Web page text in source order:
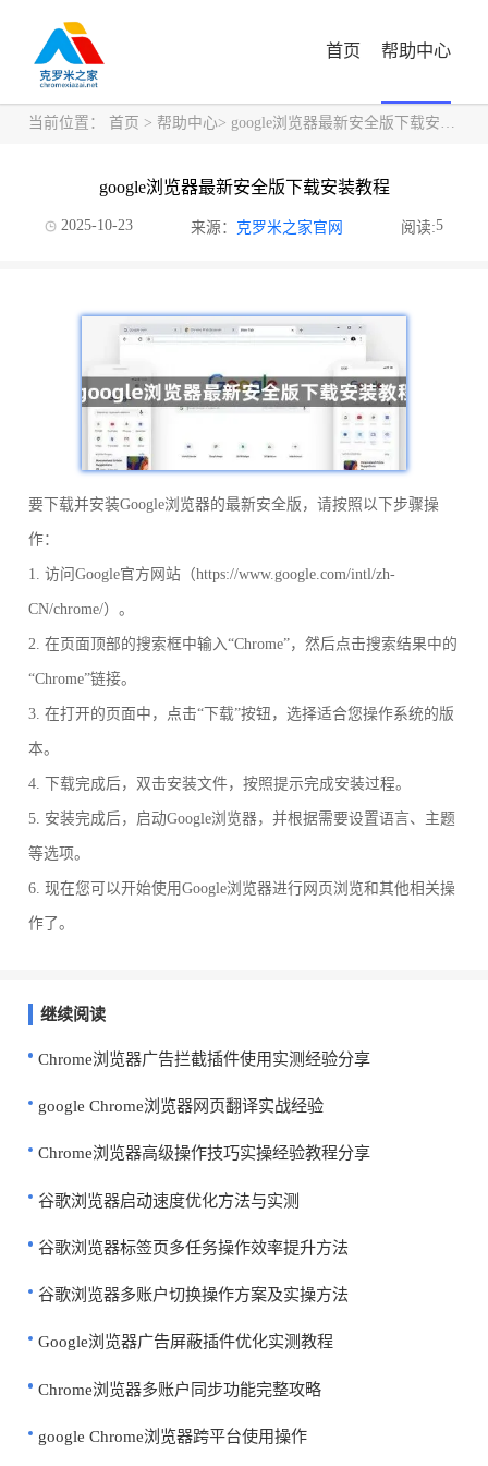
首页 帮助中心
当前位置： 首页 > 帮助中心> google浏览器最新安全版下载安装教程
google浏览器最新安全版下载安装教程
2025-10-23 来源： 克罗米之家官网 阅读:5
要下载并安装Google浏览器的最新安全版，请按照以下步骤操
作：
1. 访问Google官方网站（https://www.google.com/intl/zh-
CN/chrome/）。
2. 在页面顶部的搜索框中输入“Chrome”，然后点击搜索结果中的
“Chrome”链接。
3. 在打开的页面中，点击“下载”按钮，选择适合您操作系统的版
本。
4. 下载完成后，双击安装文件，按照提示完成安装过程。
5. 安装完成后，启动Google浏览器，并根据需要设置语言、主题
等选项。
6. 现在您可以开始使用Google浏览器进行网页浏览和其他相关操
作了。
继续阅读
Chrome浏览器广告拦截插件使用实测经验分享
google Chrome浏览器网页翻译实战经验
Chrome浏览器高级操作技巧实操经验教程分享
谷歌浏览器启动速度优化方法与实测
谷歌浏览器标签页多任务操作效率提升方法
谷歌浏览器多账户切换操作方案及实操方法
Google浏览器广告屏蔽插件优化实测教程
Chrome浏览器多账户同步功能完整攻略
google Chrome浏览器跨平台使用操作